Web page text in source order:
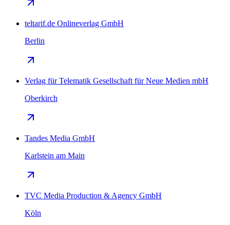
teltarif.de Onlineverlag GmbH
Berlin
Verlag für Telematik Gesellschaft für Neue Medien mbH
Oberkirch
Tandes Media GmbH
Karlstein am Main
TVC Media Production & Agency GmbH
Köln